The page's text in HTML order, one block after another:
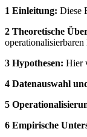
1 Einleitung: Diese
2 Theoretische
operationalisierbaren
3 Hypothesen: Hier
4 Datenauswahl
5
6 Empirische